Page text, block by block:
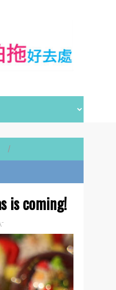
/
is coming!
-